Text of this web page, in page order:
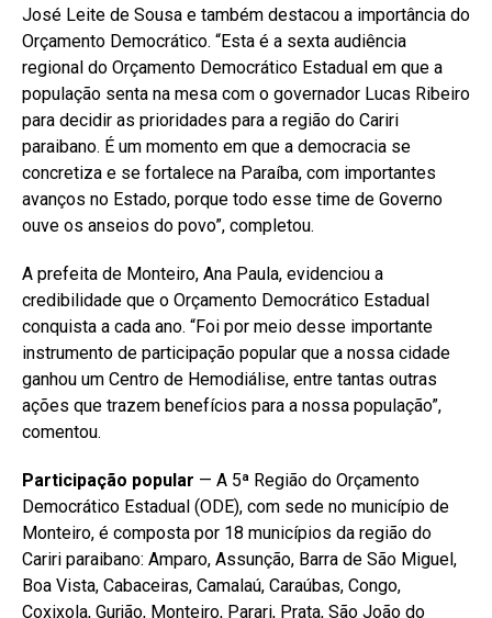
José Leite de Sousa e também destacou a importância do
Orçamento Democrático. “Esta é a sexta audiência
regional do Orçamento Democrático Estadual em que a
população senta na mesa com o governador Lucas Ribeiro
para decidir as prioridades para a região do Cariri
paraibano. É um momento em que a democracia se
concretiza e se fortalece na Paraíba, com importantes
avanços no Estado, porque todo esse time de Governo
ouve os anseios do povo”, completou.
A prefeita de Monteiro, Ana Paula, evidenciou a
credibilidade que o Orçamento Democrático Estadual
conquista a cada ano. “Foi por meio desse importante
instrumento de participação popular que a nossa cidade
ganhou um Centro de Hemodiálise, entre tantas outras
ações que trazem benefícios para a nossa população”,
comentou.
Participação popular — A 5ª Região do Orçamento
Democrático Estadual (ODE), com sede no município de
Monteiro, é composta por 18 municípios da região do
Cariri paraibano: Amparo, Assunção, Barra de São Miguel,
Boa Vista, Cabaceiras, Camalaú, Caraúbas, Congo,
Coxixola, Gurjão, Monteiro, Parari, Prata, São João do